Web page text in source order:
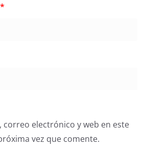
*
electrónico y web en este
vez que comente.